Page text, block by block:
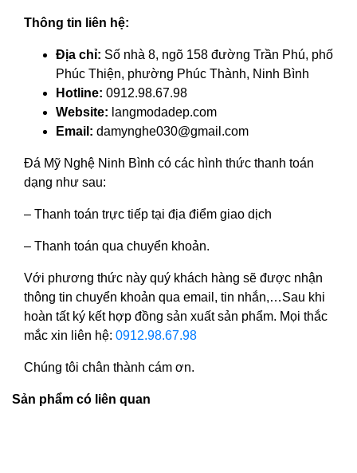
Thông tin liên hệ:
Địa chỉ: Số nhà 8, ngõ 158 đường Trần Phú, phố
Phúc Thiện, phường Phúc Thành, Ninh Bình
Hotline: 0912.98.67.98
Website: langmodadep.com
Email: damynghe030@gmail.com
Đá Mỹ Nghệ Ninh Bình có các hình thức thanh toán
dạng như sau:
– Thanh toán trực tiếp tại địa điểm giao dịch
– Thanh toán qua chuyển khoản.
Với phương thức này quý khách hàng sẽ được nhận
thông tin chuyển khoản qua email, tin nhắn,…Sau khi
hoàn tất ký kết hợp đồng sản xuất sản phẩm. Mọi thắc
mắc xin liên hệ: 0912.98.67.98
Chúng tôi chân thành cám ơn.
Sản phẩm có liên quan